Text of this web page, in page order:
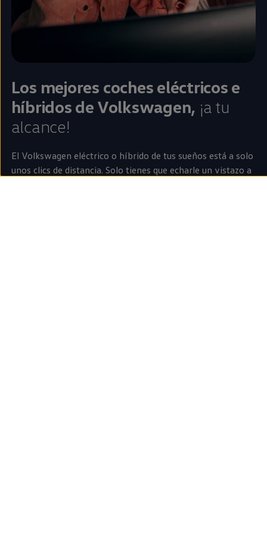
Los mejores coches eléctricos e
híbridos de Volkswagen, ¡a tu
alcance!
El Volkswagen eléctrico o híbrido de tus sueños está a solo
unos clics de distancia. Solo tienes que echarle un vistazo a